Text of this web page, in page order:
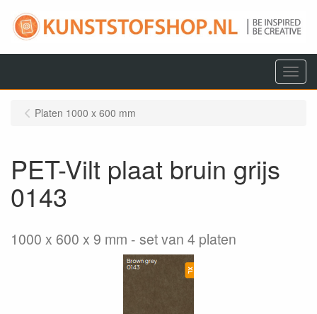
Menu
Platen 1000 x 600 mm
PET-Vilt plaat bruin grijs
0143
1000 x 600 x 9 mm set van 4 platen